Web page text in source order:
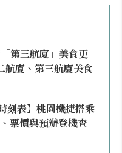
第三航廈」美食更
航廈、第三航廈美食
刻表】桃園機捷搭乘
票價與預辦登機查